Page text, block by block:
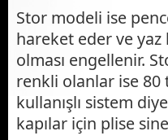
Stor modeli ise
hareket eder ve
olması engellenir.
renkli olanlar ise 80
kullanışlı sistem
kapılar için plise